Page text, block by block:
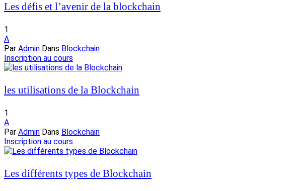
Les défis et l’avenir de la blockchain
1
A
Par Admin Dans Blockchain
Inscription au cours
les utilisations de la Blockchain
1
A
Par Admin Dans Blockchain
Inscription au cours
Les différents types de Blockchain